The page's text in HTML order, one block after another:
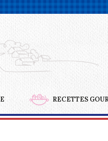
RECETTES